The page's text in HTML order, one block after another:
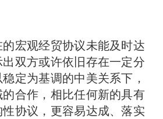
宏观经贸协议未能及时达
双方或许依旧存在一定分
定为基调的中美关系下，
合作，相比任何新的具有
协议，更容易达成、落实